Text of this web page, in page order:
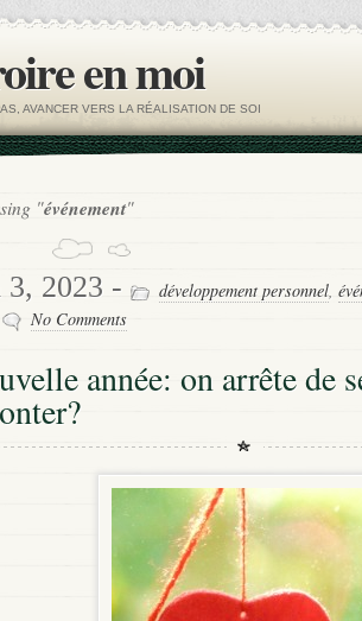
en moi
AVANCER VERS LA RÉALISATION DE SOI
"événement"
3, 2023 - développement personnel,
No Comments
année: on arrête de